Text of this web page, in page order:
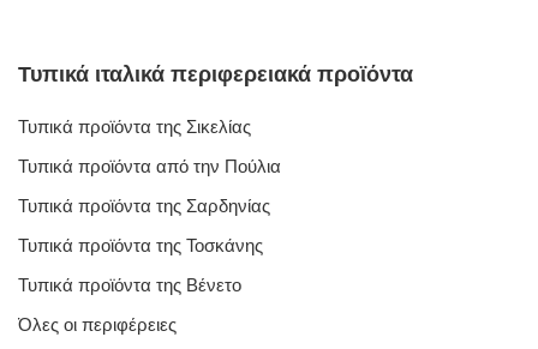
Τυπικά ιταλικά περιφερειακά προϊόντα
Τυπικά προϊόντα της Σικελίας
Τυπικά προϊόντα από την Πούλια
Τυπικά προϊόντα της Σαρδηνίας
Τυπικά προϊόντα της Τοσκάνης
Τυπικά προϊόντα της Βένετο
Όλες οι περιφέρειες